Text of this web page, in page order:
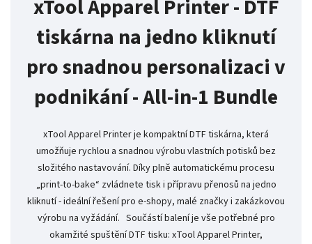
xTool Apparel Printer - DTF
tiskárna na jedno kliknutí
pro snadnou personalizaci v
podnikání - All-in-1 Bundle
xTool Apparel Printer je kompaktní DTF tiskárna, která
umožňuje rychlou a snadnou výrobu vlastních potisků bez
složitého nastavování. Díky plně automatickému procesu
„print-to-bake“ zvládnete tisk i přípravu přenosů na jedno
kliknutí - ideální řešení pro e-shopy, malé značky i zakázkovou
výrobu na vyžádání. Součástí balení je vše potřebné pro
okamžité spuštění DTF tisku: xTool Apparel Printer,